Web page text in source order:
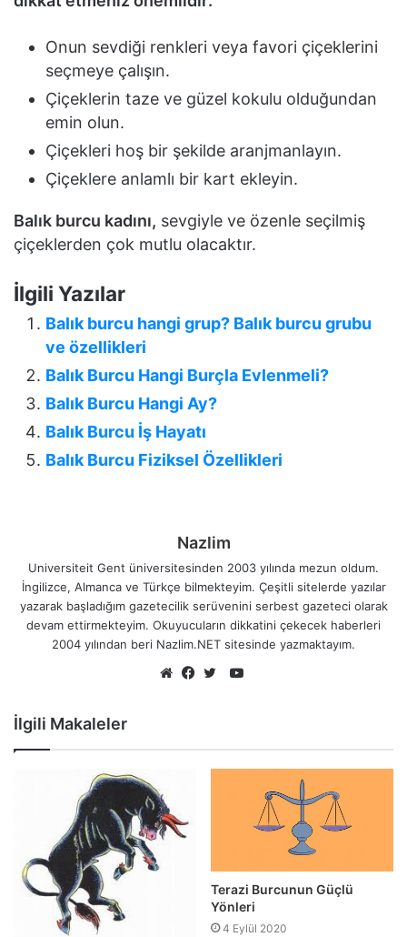
Onun sevdiği renkleri veya favori çiçeklerini
seçmeye çalışın.
Çiçeklerin taze ve güzel kokulu olduğundan
emin olun.
Çiçekleri hoş bir şekilde aranjmanlayın.
Çiçeklere anlamlı bir kart ekleyin.
Balık burcu kadını, sevgiyle ve özenle seçilmiş
çiçeklerden çok mutlu olacaktır.
İlgili Yazılar
Balık burcu hangi grup? Balık burcu grubu
ve özellikleri
Balık Burcu Hangi Burçla Evlenmeli?
Balık Burcu Hangi Ay?
Balık Burcu İş Hayatı
Balık Burcu Fiziksel Özellikleri
Nazlim
Universiteit Gent üniversitesinden 2003 yılında mezun oldum.
İngilizce, Almanca ve Türkçe bilmekteyim. Çeşitli sitelerde yazılar
yazarak başladığım gazetecilik serüvenini serbest gazeteci olarak
devam ettirmekteyim. Okuyucuların dikkatini çekecek haberleri
2004 yılından beri Nazlim.NET sitesinde yazmaktayım.
YouTube
İlgili Makaleler
Terazi Burcunun Güçlü
Yönleri
4 Eylül 2020